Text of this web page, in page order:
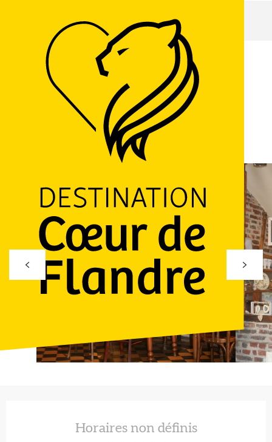
LOGO
L'hazewinde
RESTAURANT CUISINE TRADITIONNELLE
13 Place de l'Église, 59114 Saint-Sylvestre-Cappel
M'y rendre
Ajouter aux favoris
Horaires non définis